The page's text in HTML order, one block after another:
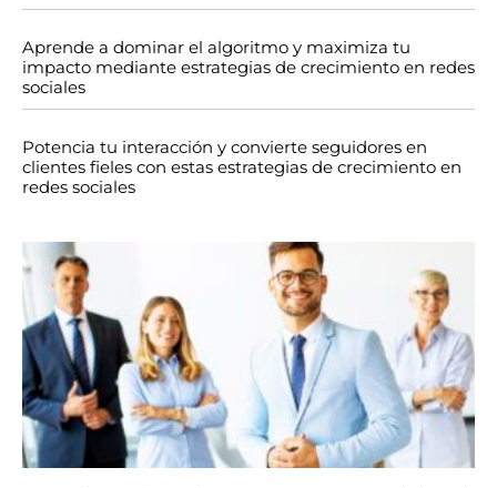
Aprende a dominar el algoritmo y maximiza tu
impacto mediante estrategias de crecimiento en redes
sociales
Potencia tu interacción y convierte seguidores en
clientes fieles con estas estrategias de crecimiento en
redes sociales